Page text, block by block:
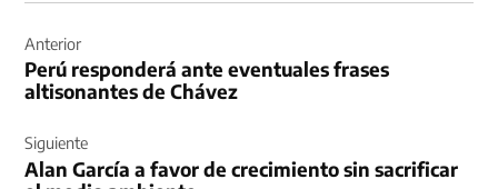
de
entradas
Anterior
Perú responderá ante eventuales frases
altisonantes de Chávez
Siguiente
Alan García a favor de crecimiento sin sacrificar